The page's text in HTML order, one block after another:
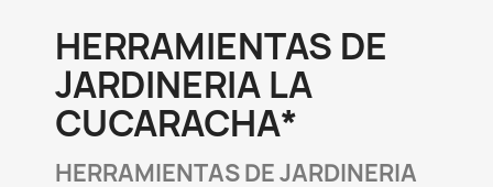
HERRAMIENTAS DE
JARDINERIA LA
CUCARACHA*
HERRAMIENTAS DE JARDINERIA